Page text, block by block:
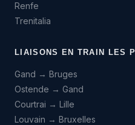
Renfe
Trenitalia
LIAISONS EN TRAIN LES
Gand → Bruges
Ostende → Gand
Courtrai → Lille
Louvain → Bruxelles